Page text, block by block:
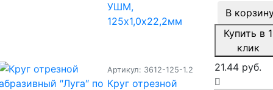
УШМ,
125х1,0х22,2мм
В
Купить в 1
клик
Артикул: 3612-125-1.2
Круг отрезной
21.44 руб.